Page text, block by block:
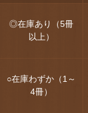
◎在庫あり（5冊
以上）
○在庫わずか（1～
4冊）